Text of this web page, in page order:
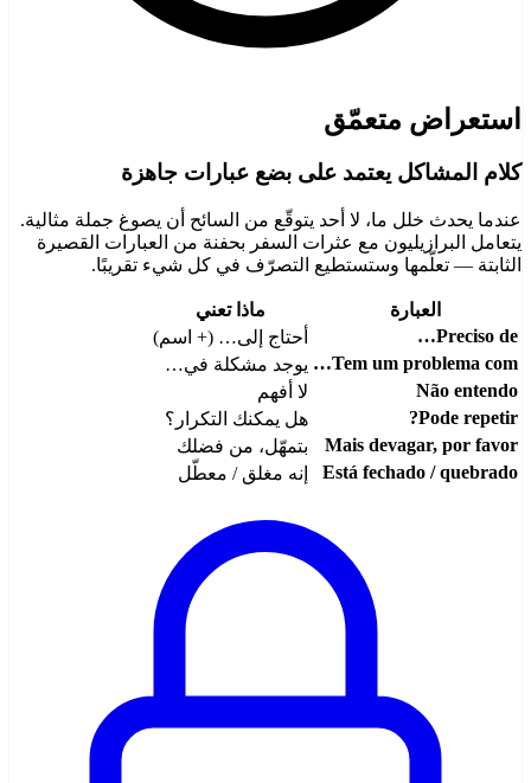
استعراض متعمّق
كلام المشاكل يعتمد على بضع عبارات جاهزة
عندما يحدث خلل ما، لا أحد يتوقّع من السائح أن يصوغ جملة مثالية.
يتعامل البرازيليون مع عثرات السفر بحفنة من العبارات القصيرة
الثابتة — تعلّمها وستستطيع التصرّف في كل شيء تقريبًا.
العبارة
ماذا تعني
Preciso de…
أحتاج إلى… (+ اسم)
Tem um problema com…
يوجد مشكلة في…
Não entendo
لا أفهم
Pode repetir?
هل يمكنك التكرار؟
Mais devagar, por favor
بتمهّل، من فضلك
Está fechado / quebrado
إنه مغلق / معطّل